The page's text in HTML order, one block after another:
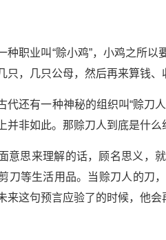
种职业叫“赊小鸡”，小鸡之所
只，几只公母，然后再来算钱、
代还有一种神秘的组织叫“赊刀
并非如此。那赊刀人到底是什么
意思来理解的话，顾名思义，
刀等生活用品。当赊刀人的刀
来这句预言应验了的时候，他会